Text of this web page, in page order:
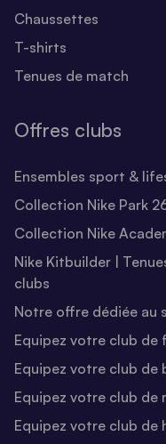
Chaussettes
T-shirts
Tenues de match
Offres clubs
Ensembles sport &
Collection Nike Park
Collection Nike
Nike Kitbuilder |
clubs
Notre offre dédiée au
Equipez votre club de
Equipez votre club de
Equipez votre club de
Equipez votre club de